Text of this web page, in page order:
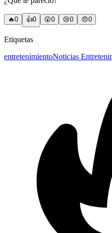
🔥0 👍0 😲0 😢0 😠0
Etiquetas
entretenimientoNoticias